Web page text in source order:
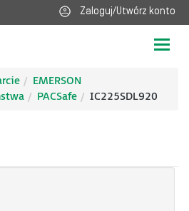
Zaloguj/Utwórz konto
EMERSON
PACSafe IC225SDL920